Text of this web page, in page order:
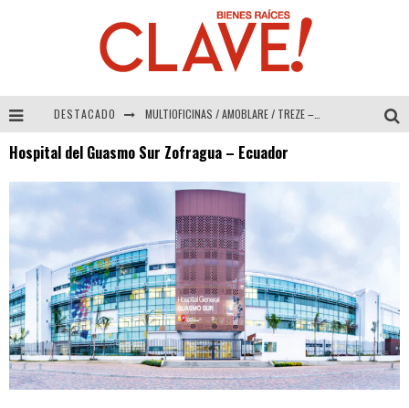
DESTACADO MULTIOFICINAS / AMOBLARE / TREZE – Especial Interiorismo & Decoración 2026
COLINEAL – Especial Interiorismo & Decoración 2026
Hospital del Guasmo Sur Zofragua – Ecuador